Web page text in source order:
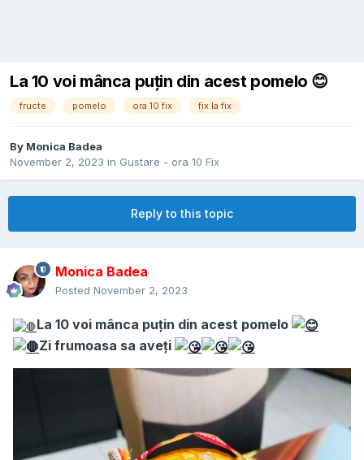
La 10 voi mânca puțin din acest pomelo 😊
fructe pomelo ora 10 fix fix la fix
By Monica Badea
November 2, 2023 in Gustare - ora 10 Fix
Reply to this topic
Monica Badea
Posted November 2, 2023
La 10 voi mânca puțin din acest pomelo
Zi frumoasa sa aveți